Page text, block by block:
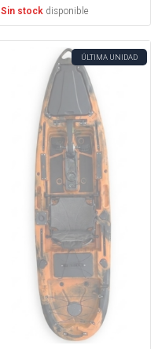
Sin stock disponible
ÚLTIMA UNIDAD